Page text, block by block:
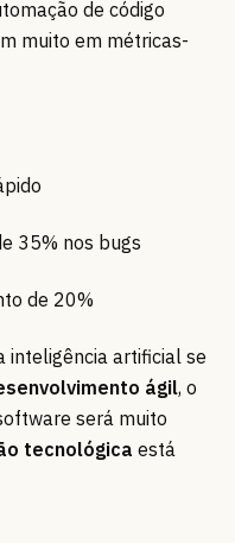
de código
muito em métricas-
35% nos bugs
de 20%
inteligência artificial se
ágil, o
será muito
tecnológica está